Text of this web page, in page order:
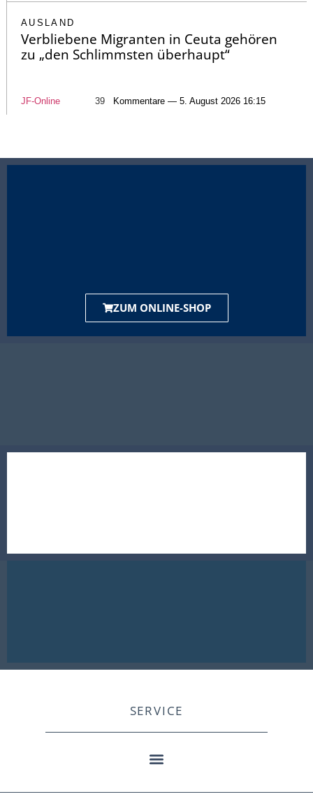
AUSLAND
Verbliebene Migranten in Ceuta gehören
zu „den Schlimmsten überhaupt“
JF-Online 39 Kommentare — 5. August 2026 16:15
ZUM ONLINE-SHOP
SERVICE